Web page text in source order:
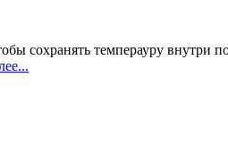
сохранять темперауру